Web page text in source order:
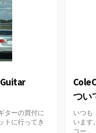
ターの買付に
トに行ってき
つい
いつも
います
コー...